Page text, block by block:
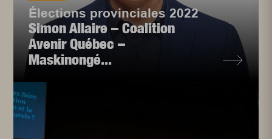
Élections provinciales 2022
Simon Allaire – Coalition
Avenir Québec –
Maskinongé...